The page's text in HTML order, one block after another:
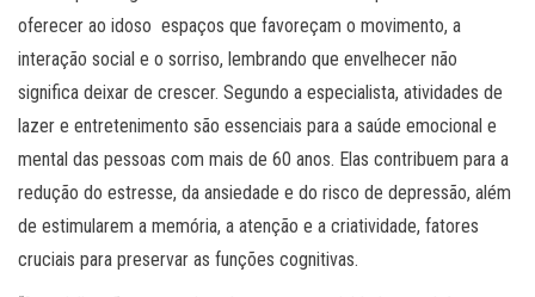
oferecer ao idoso espaços que favoreçam o movimento, a
interação social e o sorriso, lembrando que envelhecer não
significa deixar de crescer. Segundo a especialista, atividades de
lazer e entretenimento são essenciais para a saúde emocional e
mental das pessoas com mais de 60 anos. Elas contribuem para a
redução do estresse, da ansiedade e do risco de depressão, além
de estimularem a memória, a atenção e a criatividade, fatores
cruciais para preservar as funções cognitivas.